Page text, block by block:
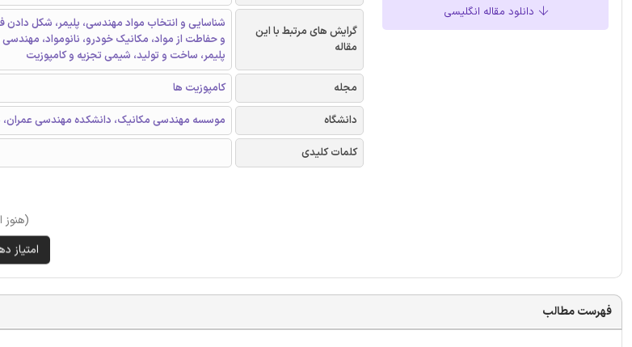
دانلود مقاله انگلیسی
گرایش های مرتبط با این
مقاله
شناسایی و انتخاب مواد مهندسی، پلیمر، شکل دادن
و حفاطت از مواد، مکانیک خودرو، نانومواد،
پلیمر، ساخت و تولید، شیمی تجزیه و کامپوزیت
مجله
کامپوزیت ها
دانشگاه
موسسه مهندسی مکانیک، دانشکده مهندسی
کلمات کلیدی
فهرست مطالب